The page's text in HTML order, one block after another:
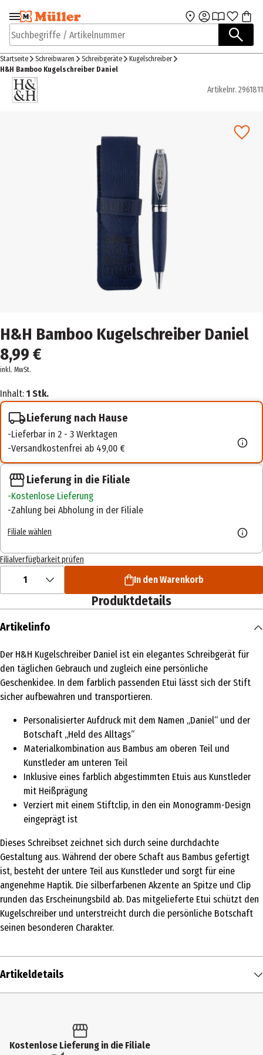
Zur Navigation
springen
Zum Hauptinhalt
Suchbegriffe / Artikelnummer
Startseite Schreibwaren Schreibgeräte
Kugelschreiber
H&H Bamboo Kugelschreiber Daniel
Artikelnr. 2961811
H&H Bamboo Kugelschreiber Daniel
8,99 €
inkl. MwSt.
Inhalt: 1 Stk.
Lieferung nach Hause
Lieferbar in 2 - 3 Werktagen
Versandkostenfrei ab 49,00 €
Lieferung in die Filiale
Kostenlose Lieferung
Zahlung bei Abholung in der Filiale
Filiale wählen
Filialverfügbarkeit prüfen
1 In den Warenkorb
Produktdetails
Artikelinfo
Der H&H Kugelschreiber Daniel ist ein elegantes Schreibgerät für
den täglichen Gebrauch und zugleich eine persönliche
Geschenkidee. In dem farblich passenden Etui lässt sich der Stift
sicher aufbewahren und transportieren.
Personalisierter Aufdruck mit dem Namen „Daniel“ und der
Botschaft „Held des Alltags“
Materialkombination aus Bambus am oberen Teil und
Kunstleder am unteren Teil
Inklusive eines farblich abgestimmten Etuis aus Kunstleder
mit Heißprägung
Verziert mit einem Stiftclip, in den ein Monogramm-Design
eingeprägt ist
Dieses Schreibset zeichnet sich durch seine durchdachte
Gestaltung aus. Während der obere Schaft aus Bambus gefertigt
ist, besteht der untere Teil aus Kunstleder und sorgt für eine
angenehme Haptik. Die silberfarbenen Akzente an Spitze und Clip
runden das Erscheinungsbild ab. Das mitgelieferte Etui schützt den
Kugelschreiber und unterstreicht durch die persönliche Botschaft
seinen besonderen Charakter.
Artikeldetails
Produkttyp
Kostenlose Lieferung in die Filiale